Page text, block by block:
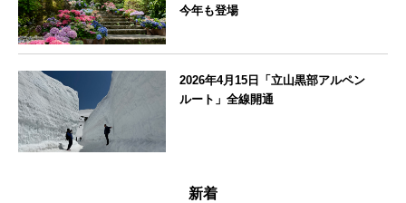
今年も登場
2026年4月15日「立山黒部アルペン
ルート」全線開通
新着